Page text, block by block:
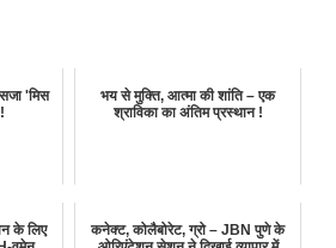
'मिस
भय से मुक्ति, आत्मा की शांति – एक
श्राविका का अंतिम प्रस्थान !
के लिए
कनेक्ट, कोलैबोरेट, ग्रो – JBN पुणे के